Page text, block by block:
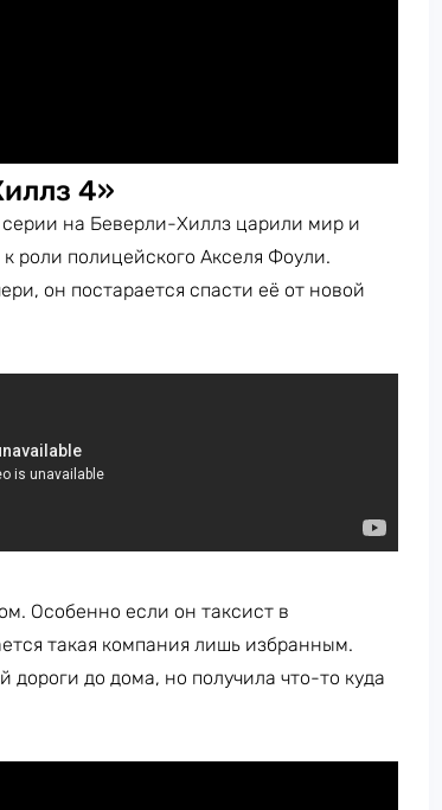
4»
на Беверли-Хиллз царили мир и
к роли полицейского Акселя Фоули.
он постарается спасти её от новой
Особенно если он таксист в
такая компания лишь избранным.
дороги до дома, но получила что-то куда